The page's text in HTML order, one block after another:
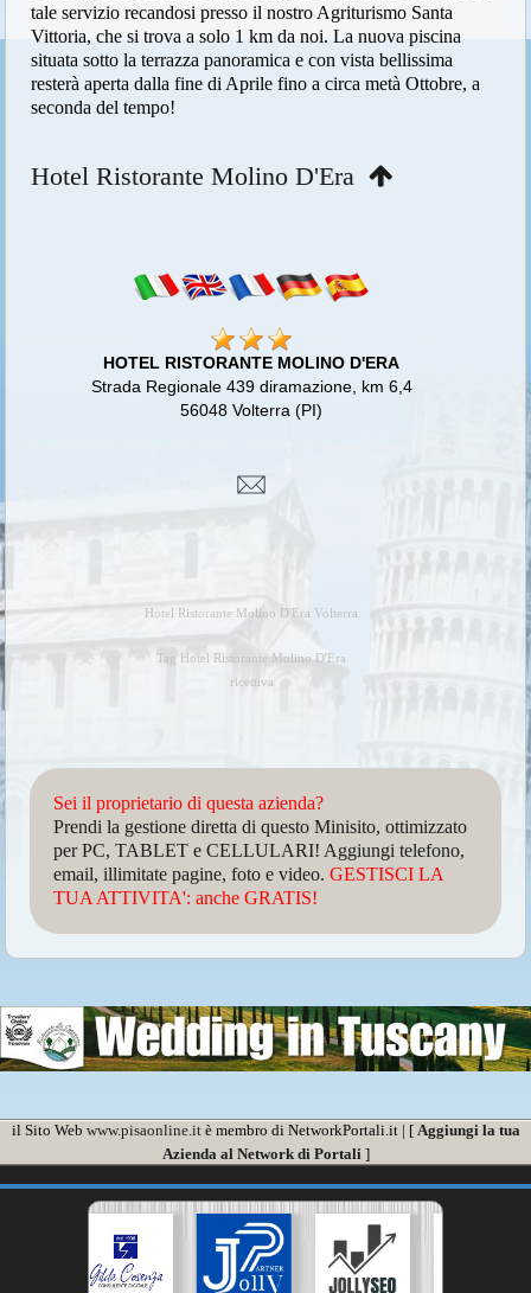
tale servizio recandosi presso il nostro Agriturismo Santa
Vittoria, che si trova a solo 1 km da noi. La nuova piscina
situata sotto la terrazza panoramica e con vista bellissima
resterà aperta dalla fine di Aprile fino a circa metà Ottobre, a
seconda del tempo!
Hotel Ristorante Molino D'Era
HOTEL RISTORANTE MOLINO D'ERA
Strada Regionale 439 diramazione, km 6,4
56048 Volterra (PI)
Hotel Ristorante Molino D'Era Volterra
Tag Hotel Ristorante Molino D'Era
ricettiva
Sei il proprietario di questa azienda?
Prendi la gestione diretta di questo Minisito, ottimizzato
per PC, TABLET e CELLULARI! Aggiungi telefono,
email, illimitate pagine, foto e video.GESTISCI LA
TUA ATTIVITA': anche GRATIS!
il Sito Web www.pisaonline.itè membro di NetworkPortali.it | [ Aggiungi la tua
Azienda al Network di Portali]